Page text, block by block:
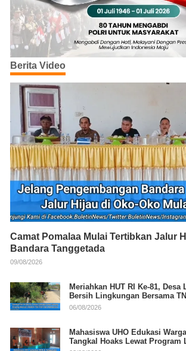
Berita Video
Camat Pomalaa Mulai Tertibkan Jalur
Bandara Tanggetada
09/08/2026
Meriahkan HUT RI Ke-81, Desa
Bersih Lingkungan Bersama
06/08/2026
Mahasiswa UHO Edukasi
Tangkal Hoaks Lewat Program